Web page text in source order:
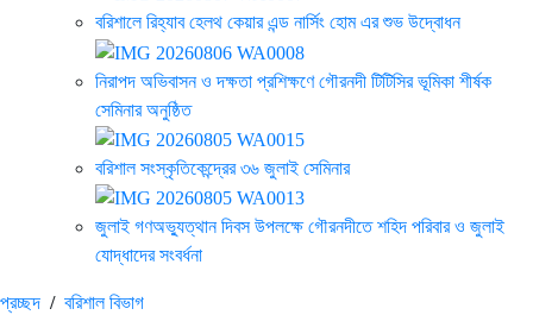
বরিশালে রিহ্যাব হেলথ কেয়ার এন্ড নার্সিং হোম এর শুভ উদ্বোধন
নিরাপদ অভিবাসন ও দক্ষতা প্রশিক্ষণে গৌরনদী টিটিসির ভূমিকা শীর্ষক
সেমিনার অনুষ্ঠিত
বরিশাল সংস্কৃতিকেন্দ্রের ৩৬ জুলাই সেমিনার
জুলাই গণঅভ্যুত্থান দিবস উপলক্ষে গৌরনদীতে শহিদ পরিবার ও জুলাই
যোদ্ধাদের সংবর্ধনা
প্রচ্ছদ / বরিশাল বিভাগ